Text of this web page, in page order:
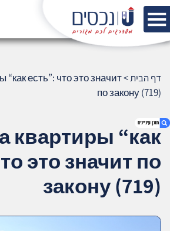
Продажа квартиры “как есть”: что это
значит по закону (719)
3. שאלתם ? ענינו !
דף הבית>
есть”: что это значит
по закону (719)
квартиры “как
это значит по
закону (719)